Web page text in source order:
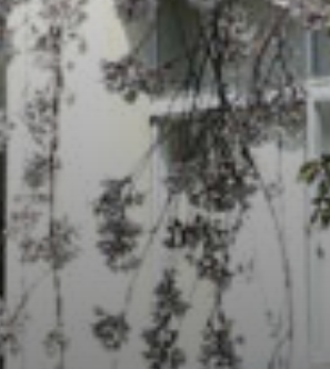
public_html/wp-conten
header.php